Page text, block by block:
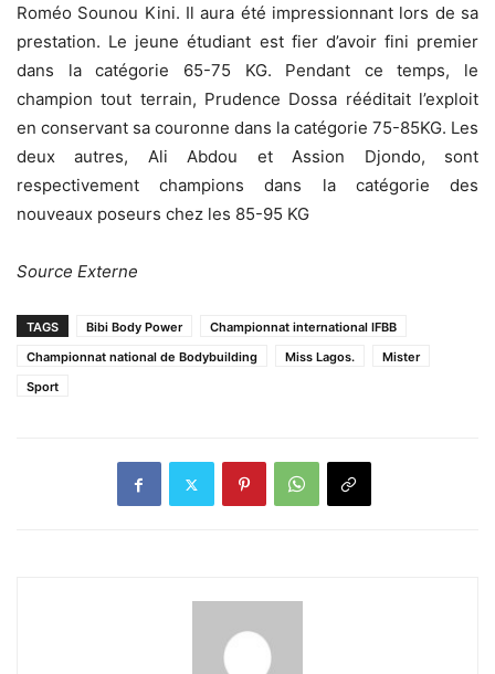
Roméo Sounou Kini. Il aura été impressionnant lors de sa
prestation. Le jeune étudiant est fier d’avoir fini premier
dans la catégorie 65-75 KG. Pendant ce temps, le
champion tout terrain, Prudence Dossa rééditait l’exploit
en conservant sa couronne dans la catégorie 75-85KG. Les
deux autres, Ali Abdou et Assion Djondo, sont
respectivement champions dans la catégorie des
nouveaux poseurs chez les 85-95 KG
Source Externe
TAGS Bibi Body Power
Championnat international IFBB
Championnat national de Bodybuilding
Miss Lagos.
Mister
Sport